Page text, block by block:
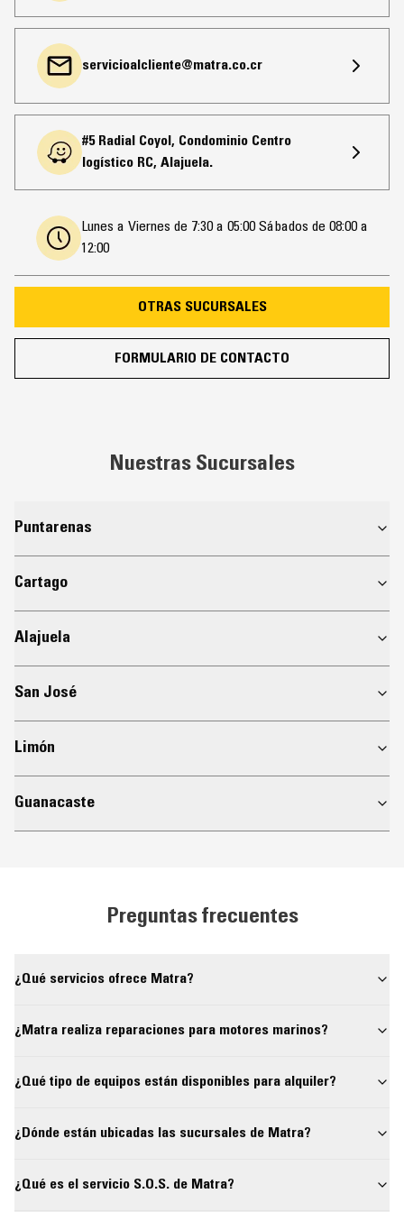
servicioalcliente@matra.co.cr
#5 Radial Coyol, Condominio Centro
logístico RC, Alajuela.
Lunes a Viernes de 7:30 a 05:00 Sábados de 08:00 a
12:00
OTRAS SUCURSALES
FORMULARIO DE CONTACTO
Nuestras Sucursales
Puntarenas
Cartago
Alajuela
San José
Limón
Guanacaste
Preguntas frecuentes
¿Qué servicios ofrece Matra?
¿Matra realiza reparaciones para motores marinos?
¿Qué tipo de equipos están disponibles para alquiler?
¿Dónde están ubicadas las sucursales de Matra?
¿Qué es el servicio S.O.S. de Matra?